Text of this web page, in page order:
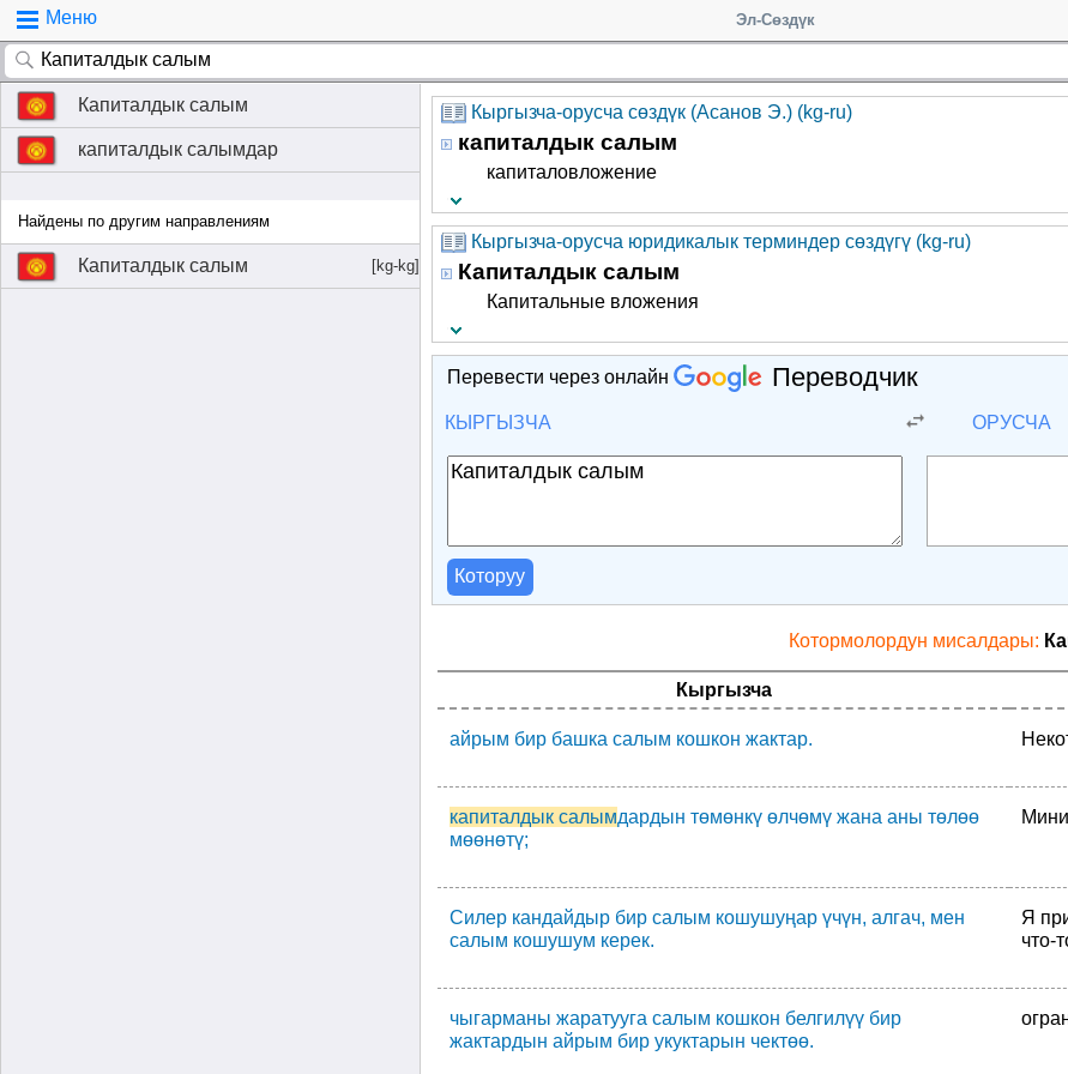
Меню Эл-Сөздүк
Капиталдык салым
капиталдык салымдар
Найдены по другим направлениям
Капиталдык салым [kg-kg]
Кыргызча-орусча сөздүк (Асанов Э.) (kg-ru)
капиталдык салым
капиталовложение
Кыргызча-орусча юридикалык терминдер сөздүгү (kg-ru)
Капиталдык салым
Капитальные вложения
Перевести через онлайн Переводчик
КЫРГЫЗЧА ОРУСЧА
Которуу
Котормолордун мисалдары:
Кыргызча
айрым бир башка салым кошкон жактар.
капиталдык салымдардын төмөнкү өлчөмү жана аны төлөө
мөөнөтү;
Силер кандайдыр бир салым кошушуңар үчүн, алгач, мен
салым кошушум керек.
Я
что-
чыгарманы жаратууга салым кошкон белгилүү бир
жактардын айрым бир укуктарын чектөө.